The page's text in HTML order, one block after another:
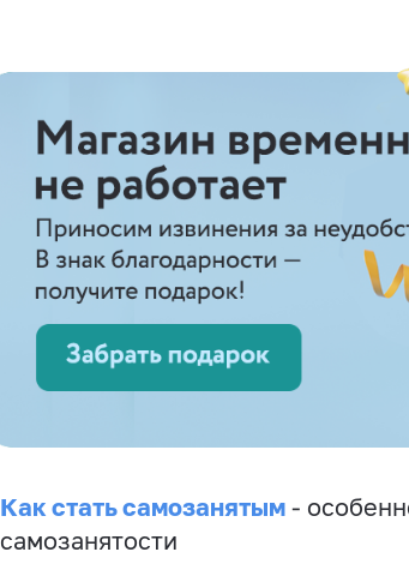
Как стать самозанятым -
самозанятости